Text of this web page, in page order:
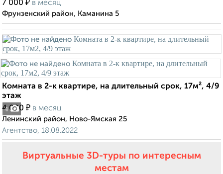
7 000 ₽ в месяц
Фрунзенский район, Каманина 5
4
Комната в 2-к квартире, на длительный срок, 17м², 4/9
этаж
4 000 ₽ в месяц
Ленинский район, Ново-Ямская 25
Агентство, 18.08.2022
Виртуальные 3D-туры по интересным
местам